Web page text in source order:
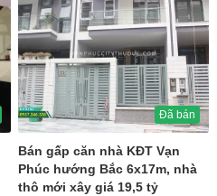
Đã bán
Bán gấp căn nhà KĐT Vạn
Phúc hướng Bắc 6x17m, nhà
thô mới xây giá 19,5 tỷ